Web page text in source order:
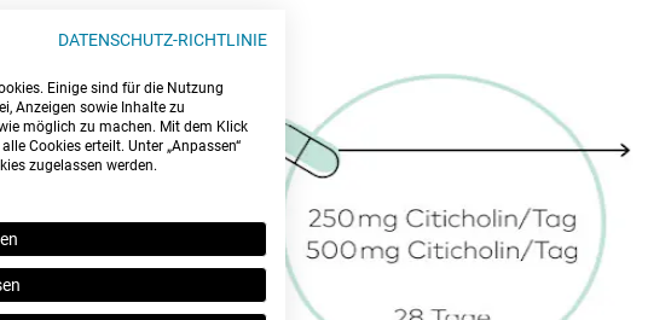
DATENSCHUTZ-RICHTLINIE
Einige sind für die Nutzung
Anzeigen sowie Inhalte zu
möglich zu machen. Mit dem Klick
Cookies erteilt. Unter „Anpassen“
zugelassen werden.